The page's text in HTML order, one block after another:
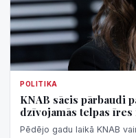
POLITIKA
KNAB sācis pārbaudi
dzīvojamās telpas
Pēdējo gadu laikā KNAB